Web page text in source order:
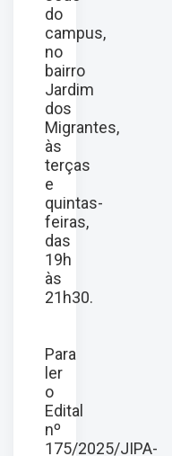
do
campus,
no
bairro
Jardim
dos
Migrantes,
às
terças
e
quintas-
feiras,
das
19h
às
21h30.
Para
ler
o
Edital
nº
175/2025/JIPA-